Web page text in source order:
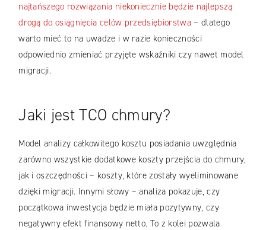
najtańszego rozwiązania niekoniecznie będzie najlepszą
drogą do osiągnięcia celów przedsiębiorstwa– dlatego
warto mieć to na uwadze i w razie konieczności
odpowiednio zmieniać przyjęte wskaźniki czy nawet model
migracji.
Jaki jest TCO chmury?
Model analizy całkowitego kosztu posiadania uwzględnia
zarówno wszystkie dodatkowe koszty przejścia do chmury,
jak i oszczędności – koszty, które zostały wyeliminowane
dzięki migracji. Innymi słowy – analiza pokazuje, czy
początkowa inwestycja będzie miała pozytywny, czy
negatywny efekt finansowy netto. To z kolei pozwala